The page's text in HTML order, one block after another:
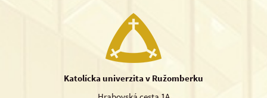
Katolícka univerzita v Ružomberku